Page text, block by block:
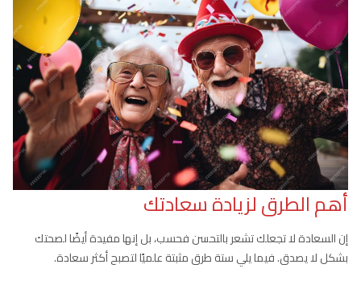
أهم الطرق لزيادة سعادتك
إن السعادة لا تجعلك تشعر بالتحسن فحسب، بل إنها مفيدة أيضًا لصحتك
بشكل لا يصدق. فيما يلي ستة طرق مثبتة علميًا لتصبح أكثر سعادة.